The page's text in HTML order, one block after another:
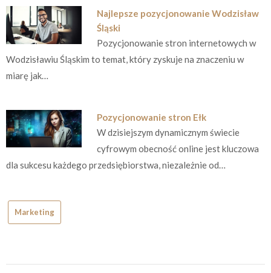
Najlepsze pozycjonowanie Wodzisław
Śląski
Pozycjonowanie stron internetowych w
Wodzisławiu Śląskim to temat, który zyskuje na znaczeniu w
miarę jak…
Pozycjonowanie stron Ełk
W dzisiejszym dynamicznym świecie
cyfrowym obecność online jest kluczowa
dla sukcesu każdego przedsiębiorstwa, niezależnie od…
Marketing